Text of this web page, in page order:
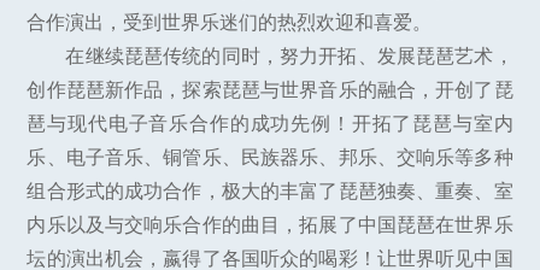
合作演出，受到世界乐迷们的热烈欢迎和喜爱。
在继续琵琶传统的同时，努力开拓、发展琵琶艺术，
创作琵琶新作品，探索琵琶与世界音乐的融合，开创了琵
琶与现代电子音乐合作的成功先例！开拓了琵琶与室内
乐、电子音乐、铜管乐、民族器乐、邦乐、交响乐等多种
组合形式的成功合作，极大的丰富了琵琶独奏、重奏、室
内乐以及与交响乐合作的曲目，拓展了中国琵琶在世界乐
坛的演出机会，嬴得了各国听众的喝彩！让世界听见中国